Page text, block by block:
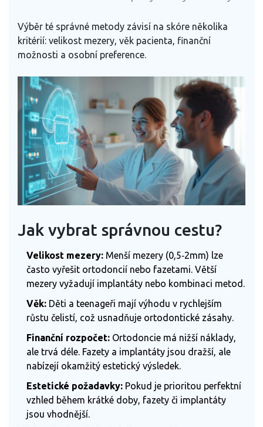
Výběr té správné metody závisí na skóre několika
kritérií: velikost mezery, věk pacienta, finanční
možnosti a osobní preference.
Jak vybrat správnou cestu?
Velikost mezery: Menší mezery (0,5‑2mm) lze
často vyřešit ortodoncií nebo fazetami. Větší
mezery vyžadují implantáty nebo kombinaci metod.
Věk: Děti a teenageři mají výhodu v rychlejším
růstu čelistí, což usnadňuje ortodontické zásahy.
Finanční rozpočet: Ortodoncie má nižší náklady,
ale trvá déle. Fazety a implantáty jsou dražší, ale
nabízejí okamžitý estetický výsledek.
Estetické požadavky: Pokud je prioritou perfektní
vzhled během krátké doby, fazety či implantáty
jsou vhodnější.